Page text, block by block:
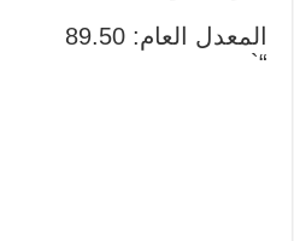
المعدل العام: 89.50
“`